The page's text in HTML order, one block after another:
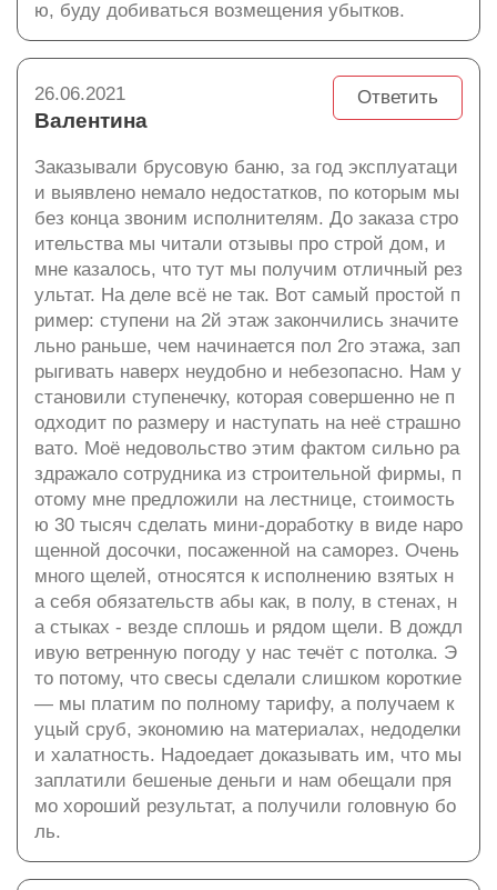
ю, буду добиваться возмещения убытков.
Ответить
26.06.2021
Валентина
Заказывали брусовую баню, за год эксплуатаци
и выявлено немало недостатков, по которым мы
без конца звоним исполнителям. До заказа стро
ительства мы читали отзывы про строй дом, и
мне казалось, что тут мы получим отличный рез
ультат. На деле всё не так. Вот самый простой п
ример: ступени на 2й этаж закончились значите
льно раньше, чем начинается пол 2го этажа, зап
рыгивать наверх неудобно и небезопасно. Нам у
становили ступенечку, которая совершенно не п
одходит по размеру и наступать на неё страшно
вато. Моё недовольство этим фактом сильно ра
здражало сотрудника из строительной фирмы, п
отому мне предложили на лестнице, стоимость
ю 30 тысяч сделать мини-доработку в виде наро
щенной досочки, посаженной на саморез. Очень
много щелей, относятся к исполнению взятых н
а себя обязательств абы как, в полу, в стенах, н
а стыках - везде сплошь и рядом щели. В дождл
ивую ветренную погоду у нас течёт с потолка. Э
то потому, что свесы сделали слишком короткие
— мы платим по полному тарифу, а получаем к
уцый сруб, экономию на материалах, недоделки
и халатность. Надоедает доказывать им, что мы
заплатили бешеные деньги и нам обещали пря
мо хороший результат, а получили головную бо
ль.